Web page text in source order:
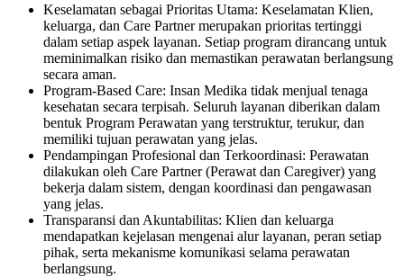
Keselamatan sebagai Prioritas Utama: Keselamatan Klien,
keluarga, dan Care Partner merupakan prioritas tertinggi
dalam setiap aspek layanan. Setiap program dirancang untuk
meminimalkan risiko dan memastikan perawatan berlangsung
secara aman.
Program-Based Care: Insan Medika tidak menjual tenaga
kesehatan secara terpisah. Seluruh layanan diberikan dalam
bentuk Program Perawatan yang terstruktur, terukur, dan
memiliki tujuan perawatan yang jelas.
Pendampingan Profesional dan Terkoordinasi: Perawatan
dilakukan oleh Care Partner (Perawat dan Caregiver) yang
bekerja dalam sistem, dengan koordinasi dan pengawasan
yang jelas.
Transparansi dan Akuntabilitas: Klien dan keluarga
mendapatkan kejelasan mengenai alur layanan, peran setiap
pihak, serta mekanisme komunikasi selama perawatan
berlangsung.